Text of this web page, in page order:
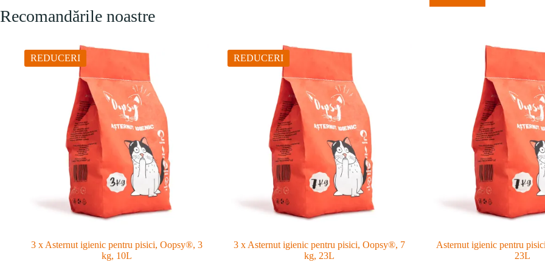
Recomandările noastre
REDUCERI
3 x Asternut igienic pentru pisici, Oopsy®, 3
kg, 10L
REDUCERI
3 x Asternut igienic pentru pisici, Oopsy®, 7
kg, 23L
Asternut igienic pentru
23L